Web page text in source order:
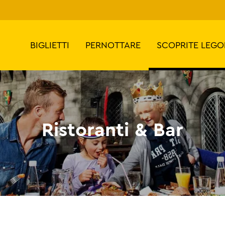
BIGLIETTI PERNOTTARE SCOPRITE
Ristoranti & Bar